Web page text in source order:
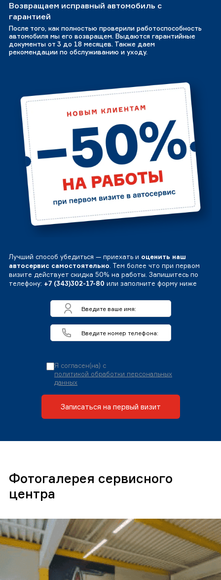
Возвращаем исправный автомобиль с
гарантией
После того, как полностью проверили работоспособность
автомобиля мы его возвращем. Выдаются гарантийные
документы от 3 до 18 месяцев. Также даем
рекомендации по обслуживанию и уходу.
Лучший способ убедиться — приехать и оценить наш
автосервис самостоятельно. Тем более что при первом
визите действует скидка 50% на работы. Запишитесь по
телефону: +7 (343)302-17-80 или заполните форму ниже
Я согласен(на) с
политикой обработки персональных
данных
Записаться на первый визит
Фотогалерея сервисного
центра